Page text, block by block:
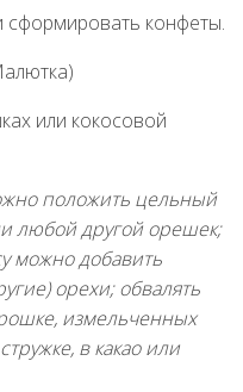
сформировать конфеты.
или кокосовой
положить цельный
любой другой орешек;
можно добавить
орехи; обвалять
измельченных
в какао или